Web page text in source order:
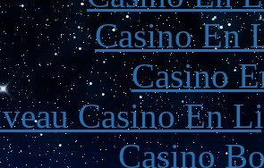
Casino En
Casino
Casino En
Casino